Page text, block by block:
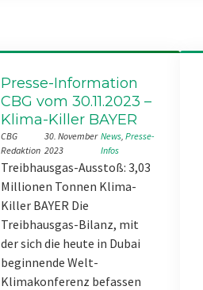
Presse-Information
CBG vom 30.11.2023 –
Klima-Killer BAYER
CBG
Redaktion
30. November
2023
News, Presse-
Infos
Treibhausgas-Ausstoß: 3,03
Millionen Tonnen Klima-
Killer BAYER Die
Treibhausgas-Bilanz, mit
der sich die heute in Dubai
beginnende Welt-
Klimakonferenz befassen